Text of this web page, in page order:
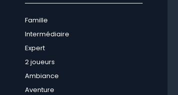
Famille
Intermédiaire
Expert
2 joueurs
Ambiance
Aventure